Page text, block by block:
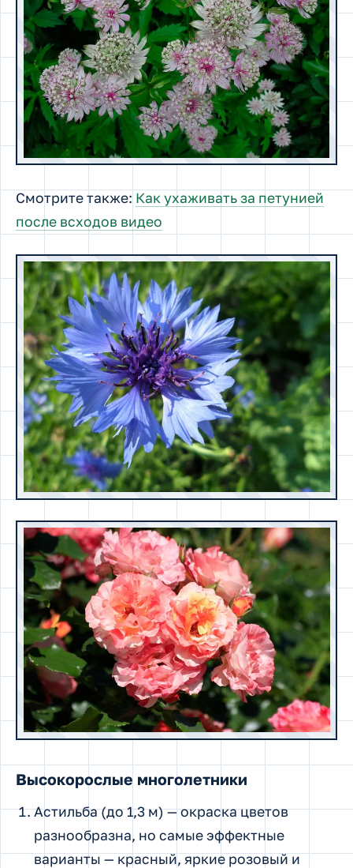
Смотрите также: Как ухаживать за петунией
после всходов видео
Высокорослые многолетники
Астильба (до 1,3 м) — окраска цветов
разнообразна, но самые эффектные
варианты — красный, яркие розовый и